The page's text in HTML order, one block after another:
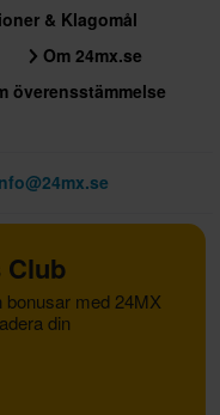
& Klagomål
Om 24mx.se
överensstämmelse
Club
med 24MX
din